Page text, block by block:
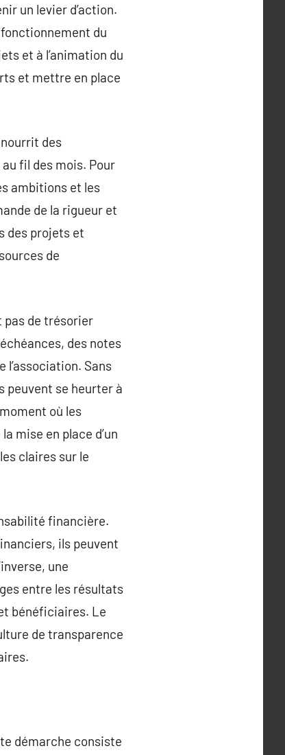
un levier d’action.
du
et à l’animation du
et mettre en place
nourrit des
fil des mois. Pour
ambitions et les
de la rigueur et
des projets et
de
pas de trésorier
des notes
Sans
peuvent se heurter à
où les
mise en place d’un
claires sur le
financière.
ils peuvent
une
entre les résultats
bénéficiaires. Le
de transparence
démarche consiste